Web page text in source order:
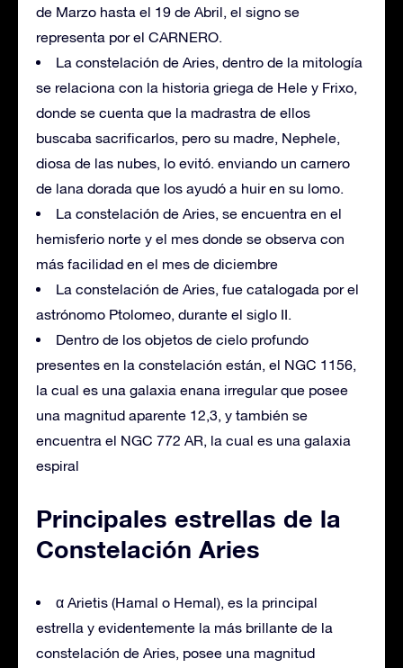
de Marzo hasta el 19 de Abril, el signo se
representa por el CARNERO.
La constelación de Aries, dentro de la mitología
se relaciona con la historia griega de Hele y Frixo,
donde se cuenta que la madrastra de ellos
buscaba sacrificarlos, pero su madre, Nephele,
diosa de las nubes, lo evitó. enviando un carnero
de lana dorada que los ayudó a huir en su lomo.
La constelación de Aries, se encuentra en el
hemisferio norte y el mes donde se observa con
más facilidad en el mes de diciembre
La constelación de Aries, fue catalogada por el
astrónomo Ptolomeo, durante el siglo II.
Dentro de los objetos de cielo profundo
presentes en la constelación están, el NGC 1156,
la cual es una galaxia enana irregular que posee
una magnitud aparente 12,3, y también se
encuentra el NGC 772 AR, la cual es una galaxia
espiral
Principales estrellas de la
Constelación Aries
α Arietis (Hamal o Hemal), es la principal
estrella y evidentemente la más brillante de la
constelación de Aries, posee una magnitud